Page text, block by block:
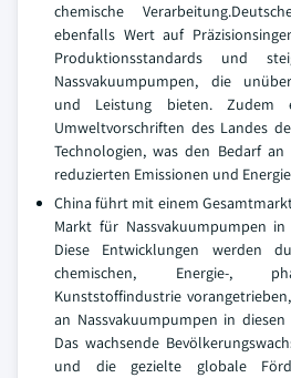
chemische
ebenfalls Wert auf
Produktionsstandards und
Nassvakuumpumpen, die
und Leistung bieten. Zudem
Umweltvorschriften des Landes
Technologien, was den Bedarf
reduzierten Emissionen und
China führt mit einem
Markt für Nassvakuumpumpen in
Diese Entwicklungen werden
chemischen, Energie-,
Kunststoffindustrie
an Nassvakuumpumpen in
Das wachsende
und die gezielte globale